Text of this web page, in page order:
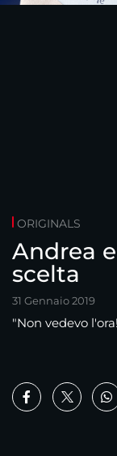
ORIGINALS
Andrea
scelta
31 Gennaio 2019
"Non vedevo